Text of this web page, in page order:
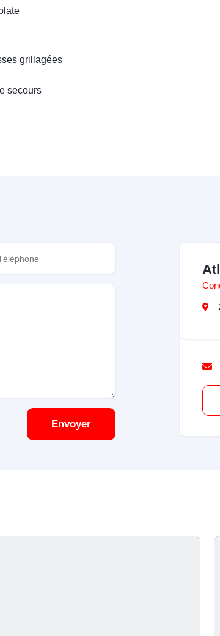
grillagées
secours
Envoyer